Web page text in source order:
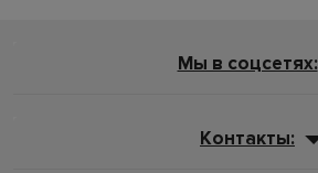
Мы в соцсетях:
Контакты: